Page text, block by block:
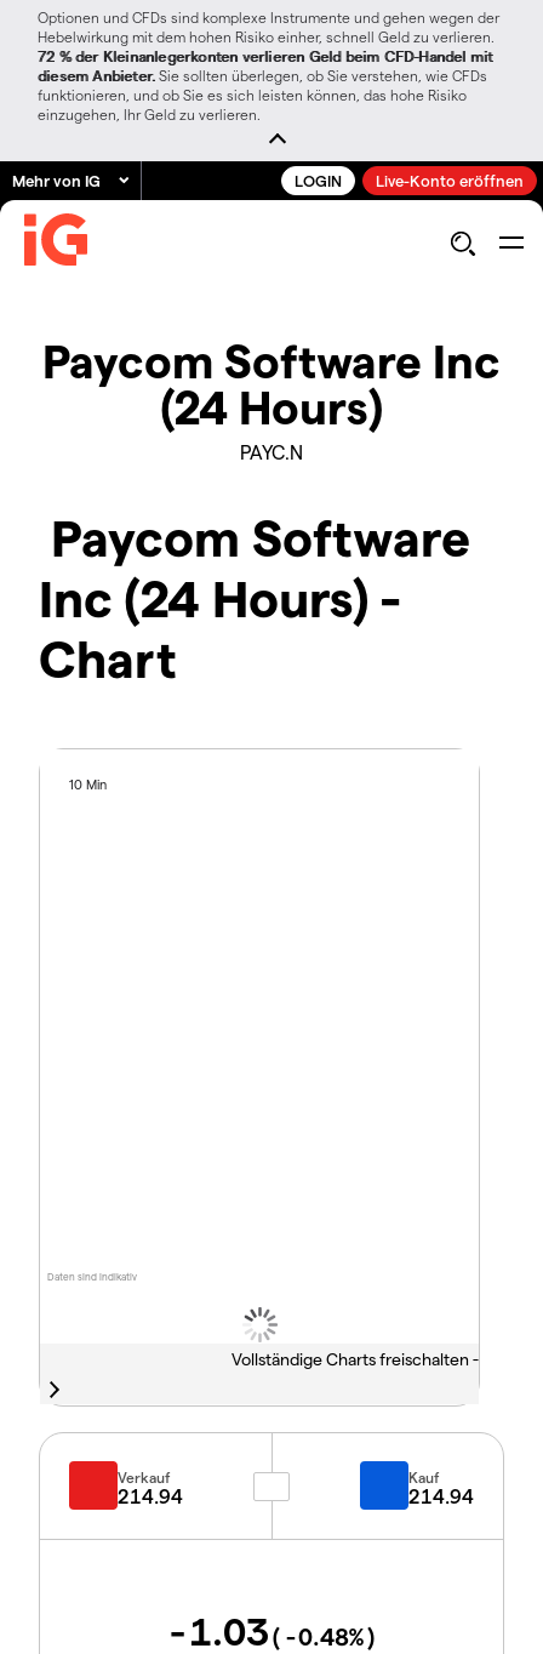
Optionen und CFDs sind komplexe Instrumente und gehen wegen der
Hebelwirkung mit dem hohen Risiko einher, schnell Geld zu verlieren.
72 % der Kleinanlegerkonten verlieren Geld beim CFD-Handel mit
diesem Anbieter. Sie sollten überlegen, ob Sie verstehen, wie CFDs
funktionieren, und ob Sie es sich leisten können, das hohe Risiko
einzugehen, Ihr Geld zu verlieren.
Mehr von IG LOGIN Live-Konto eröffnen
Paycom Software Inc
(24 Hours)
PAYC.N
Paycom Software
Inc (24 Hours) -
Chart
Daten sind indikativ
10 Min
Vollständige Charts freischalten -
Verkauf
214.94
Kauf
214.94
-1.03( -0.48%)